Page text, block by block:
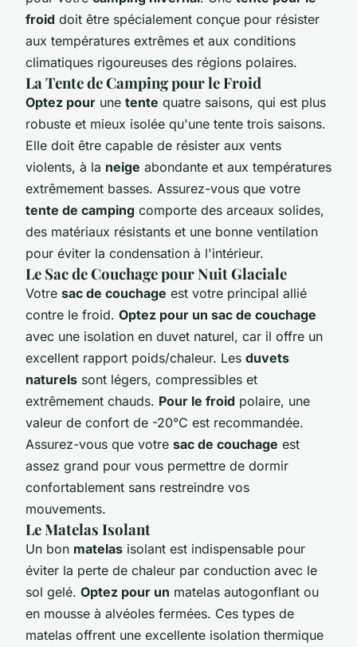
froid doit être spécialement conçue pour résister
aux températures extrêmes et aux conditions
climatiques rigoureuses des régions polaires.
La Tente de Camping pour le Froid
Optez pour une tente quatre saisons, qui est plus
robuste et mieux isolée qu'une tente trois saisons.
Elle doit être capable de résister aux vents
violents, à la neige abondante et aux températures
extrêmement basses. Assurez-vous que votre
tente de camping comporte des arceaux solides,
des matériaux résistants et une bonne ventilation
pour éviter la condensation à l'intérieur.
Le Sac de Couchage pour Nuit Glaciale
Votre sac de couchage est votre principal allié
contre le froid. Optez pour un sac de couchage
avec une isolation en duvet naturel, car il offre un
excellent rapport poids/chaleur. Les duvets
naturels sont légers, compressibles et
extrêmement chauds. Pour le froid polaire, une
valeur de confort de -20°C est recommandée.
Assurez-vous que votre sac de couchage est
assez grand pour vous permettre de dormir
confortablement sans restreindre vos
mouvements.
Le Matelas Isolant
Un bon matelas isolant est indispensable pour
éviter la perte de chaleur par conduction avec le
sol gelé. Optez pour un matelas autogonflant ou
en mousse à alvéoles fermées. Ces types de
matelas offrent une excellente isolation thermique